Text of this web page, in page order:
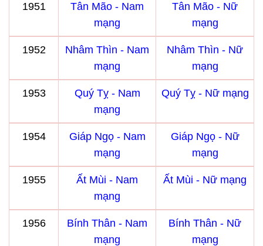
1951
Tân Mão - Nam
mạng
Tân Mão - Nữ
mạng
1952
Nhâm Thìn - Nam
mạng
Nhâm Thìn - Nữ
mạng
1953
Quý Tỵ - Nam
mạng
Quý Tỵ - Nữ mạng
1954
Giáp Ngọ - Nam
mạng
Giáp Ngọ - Nữ
mạng
1955
Ất Mùi - Nam
mạng
Ất Mùi - Nữ mạng
1956
Bính Thân - Nam
mạng
Bính Thân - Nữ
mạng